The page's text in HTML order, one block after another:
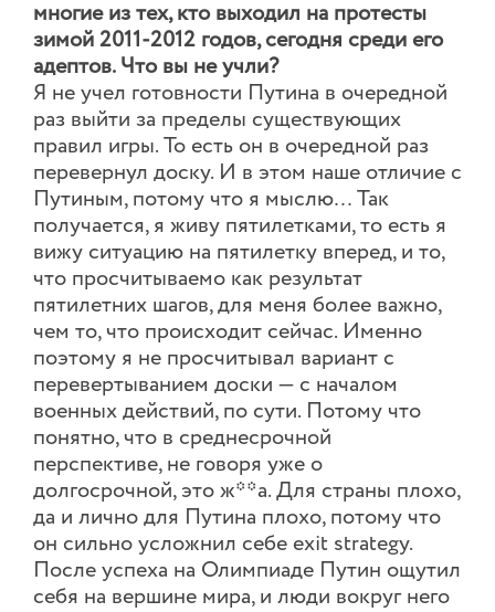
многие из тех, кто выходил на протесты
зимой 2011-2012 годов, сегодня среди его
адептов. Что вы не учли?
Я не учел готовности Путина в очередной
раз выйти за пределы существующих
правил игры. То есть он в очередной раз
перевернул доску. И в этом наше отличие с
Путиным, потому что я мыслю… Так
получается, я живу пятилетками, то есть я
вижу ситуацию на пятилетку вперед, и то,
что просчитываемо как результат
пятилетних шагов, для меня более важно,
чем то, что происходит сейчас. Именно
поэтому я не просчитывал вариант с
перевертыванием доски — с началом
военных действий, по сути. Потому что
понятно, что в среднесрочной
перспективе, не говоря уже о
долгосрочной, это ж**а. Для страны плохо,
да и лично для Путина плохо, потому что
он сильно усложнил себе exit strategy.
После успеха на Олимпиаде Путин ощутил
себя на вершине мира, и люди вокруг него